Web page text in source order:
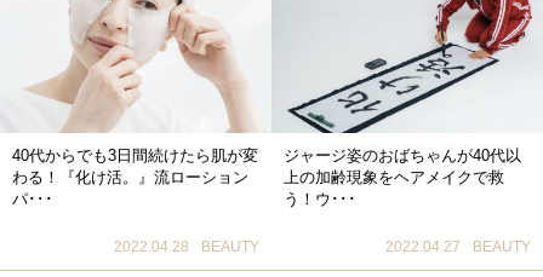
40代からでも3日間続けたら肌が変
わる！『化け活。』流ローション
パ･･･
2022.04.28 BEAUTY
ジャージ姿のおばちゃんが40代以
上の加齢現象をヘアメイクで救
う！ウ･･･
2022.04.27 BEAUTY